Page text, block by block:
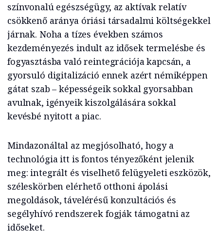
színvonalú egészségügy, az aktívak relatív
csökkenő aránya óriási társadalmi költségekkel
járnak. Noha a tízes években számos
kezdeményezés indult az idősek termelésbe és
fogyasztásba való reintegrációja kapcsán, a
gyorsuló digitalizáció ennek azért némiképpen
gátat szab – képességeik sokkal gyorsabban
avulnak, igényeik kiszolgálására sokkal
kevésbé nyitott a piac.
Mindazonáltal az megjósolható, hogy a
technológia itt is fontos tényezőként jelenik
meg: integrált és viselhető felügyeleti eszközök,
széleskörben elérhető otthoni ápolási
megoldások, távelérésű konzultációs és
segélyhívó rendszerek fogják támogatni az
időseket.